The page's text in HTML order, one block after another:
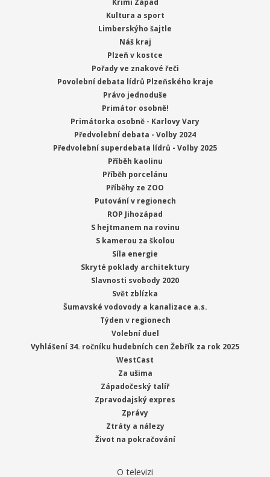
Kultura a sport
Limberskýho šajtle
Náš kraj
Plzeň v kostce
Pořady ve znakové řeči
Povolební debata lídrů Plzeňského kraje
Právo jednoduše
Primátor osobně!
Primátorka osobně - Karlovy Vary
Předvolební debata - Volby 2024
Předvolební superdebata lídrů - Volby 2025
Příběh kaolinu
Příběh porcelánu
Příběhy ze ZOO
Putování v regionech
ROP Jihozápad
S hejtmanem na rovinu
S kamerou za školou
Síla energie
Skryté poklady architektury
Slavnosti svobody 2020
Svět zblízka
Šumavské vodovody a kanalizace a.s.
Týden v regionech
Volební duel
Vyhlášení 34. ročníku hudebních cen Žebřík za rok 2025
WestCast
Za ušima
Západočeský talíř
Zpravodajský expres
Zprávy
Ztráty a nálezy
Život na pokračování
O televizi